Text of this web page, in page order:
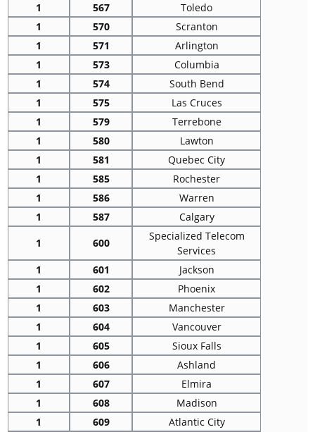
1
567
Toledo
1
570
Scranton
1
571
Arlington
1
573
Columbia
1
574
South Bend
1
575
Las Cruces
1
579
Terrebone
1
580
Lawton
1
581
Quebec City
1
585
Rochester
1
586
Warren
1
587
Calgary
1
600
Specialized Telecom
Services
1
601
Jackson
1
602
Phoenix
1
603
Manchester
1
604
Vancouver
1
605
Sioux Falls
1
606
Ashland
1
607
Elmira
1
608
Madison
1
609
Atlantic City